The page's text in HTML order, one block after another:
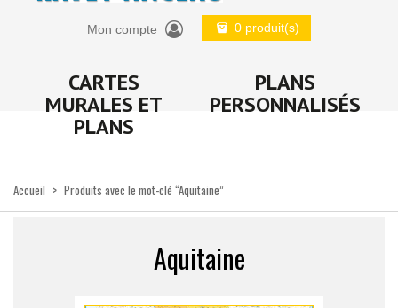
Mon compte 0 produit(s)
CARTES
MURALES ET
PLANS
PLANS
PERSONNALISÉS
Accueil > Produits avec le mot-clé “Aquitaine”
Aquitaine